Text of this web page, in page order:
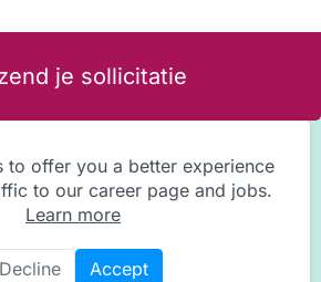
je sollicitatie
to offer you a better experience
to our career page and jobs.
Learn more
Decline Accept